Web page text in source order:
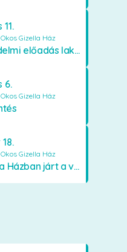
Gizella Ház
Fogyasztóvédelmi előadás lakóinknak
6.
Gizella Ház
Gizella Ház
Az Okos Gizella Házban járt a vándorló rózsafüzér